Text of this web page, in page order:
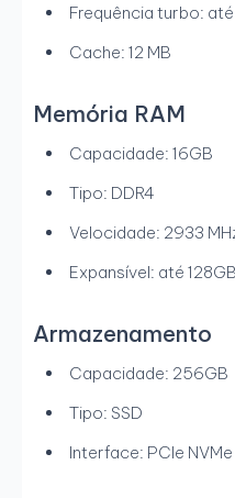
Frequência turbo:
Cache: 12 MB
Memória RAM
Capacidade: 16GB
Tipo: DDR4
Velocidade: 2933
Expansível: até 128GB
Armazenamento
Capacidade: 256GB
Tipo: SSD
Interface: PCIe NVMe